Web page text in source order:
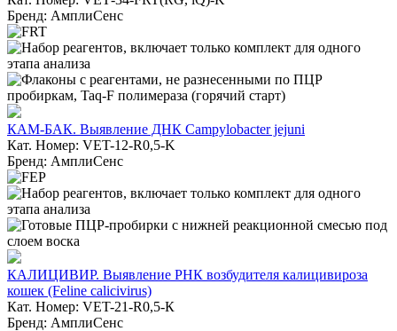
Бренд: АмплиСенс
КАМ-БАК. Выявление ДНК Campylobacter jejuni
Кат. Номер: VET-12-R0,5-K
Бренд: АмплиСенс
КАЛИЦИВИР. Выявление РНК возбудителя калицивироза
кошек (Feline calicivirus)
Кат. Номер: VET-21-R0,5-К
Бренд: АмплиСенс